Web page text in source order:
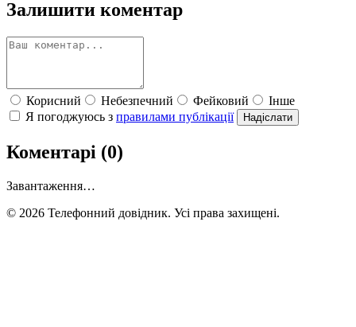
Залишити коментар
Корисний Небезпечний Фейковий
Інше
Я погоджуюсь з правилами публікації Надіслати
Коментарі (0)
Завантаження…
© 2026 Телефонний довідник. Усі права захищені.